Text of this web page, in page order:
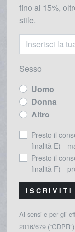
fino al 15%,
stile.
Sesso
Uomo
Donna
Altro
Presto il
finalità E) -
Presto il
finalità F) -
ISCRIVITI
Ai sensi e per gli
2016/679